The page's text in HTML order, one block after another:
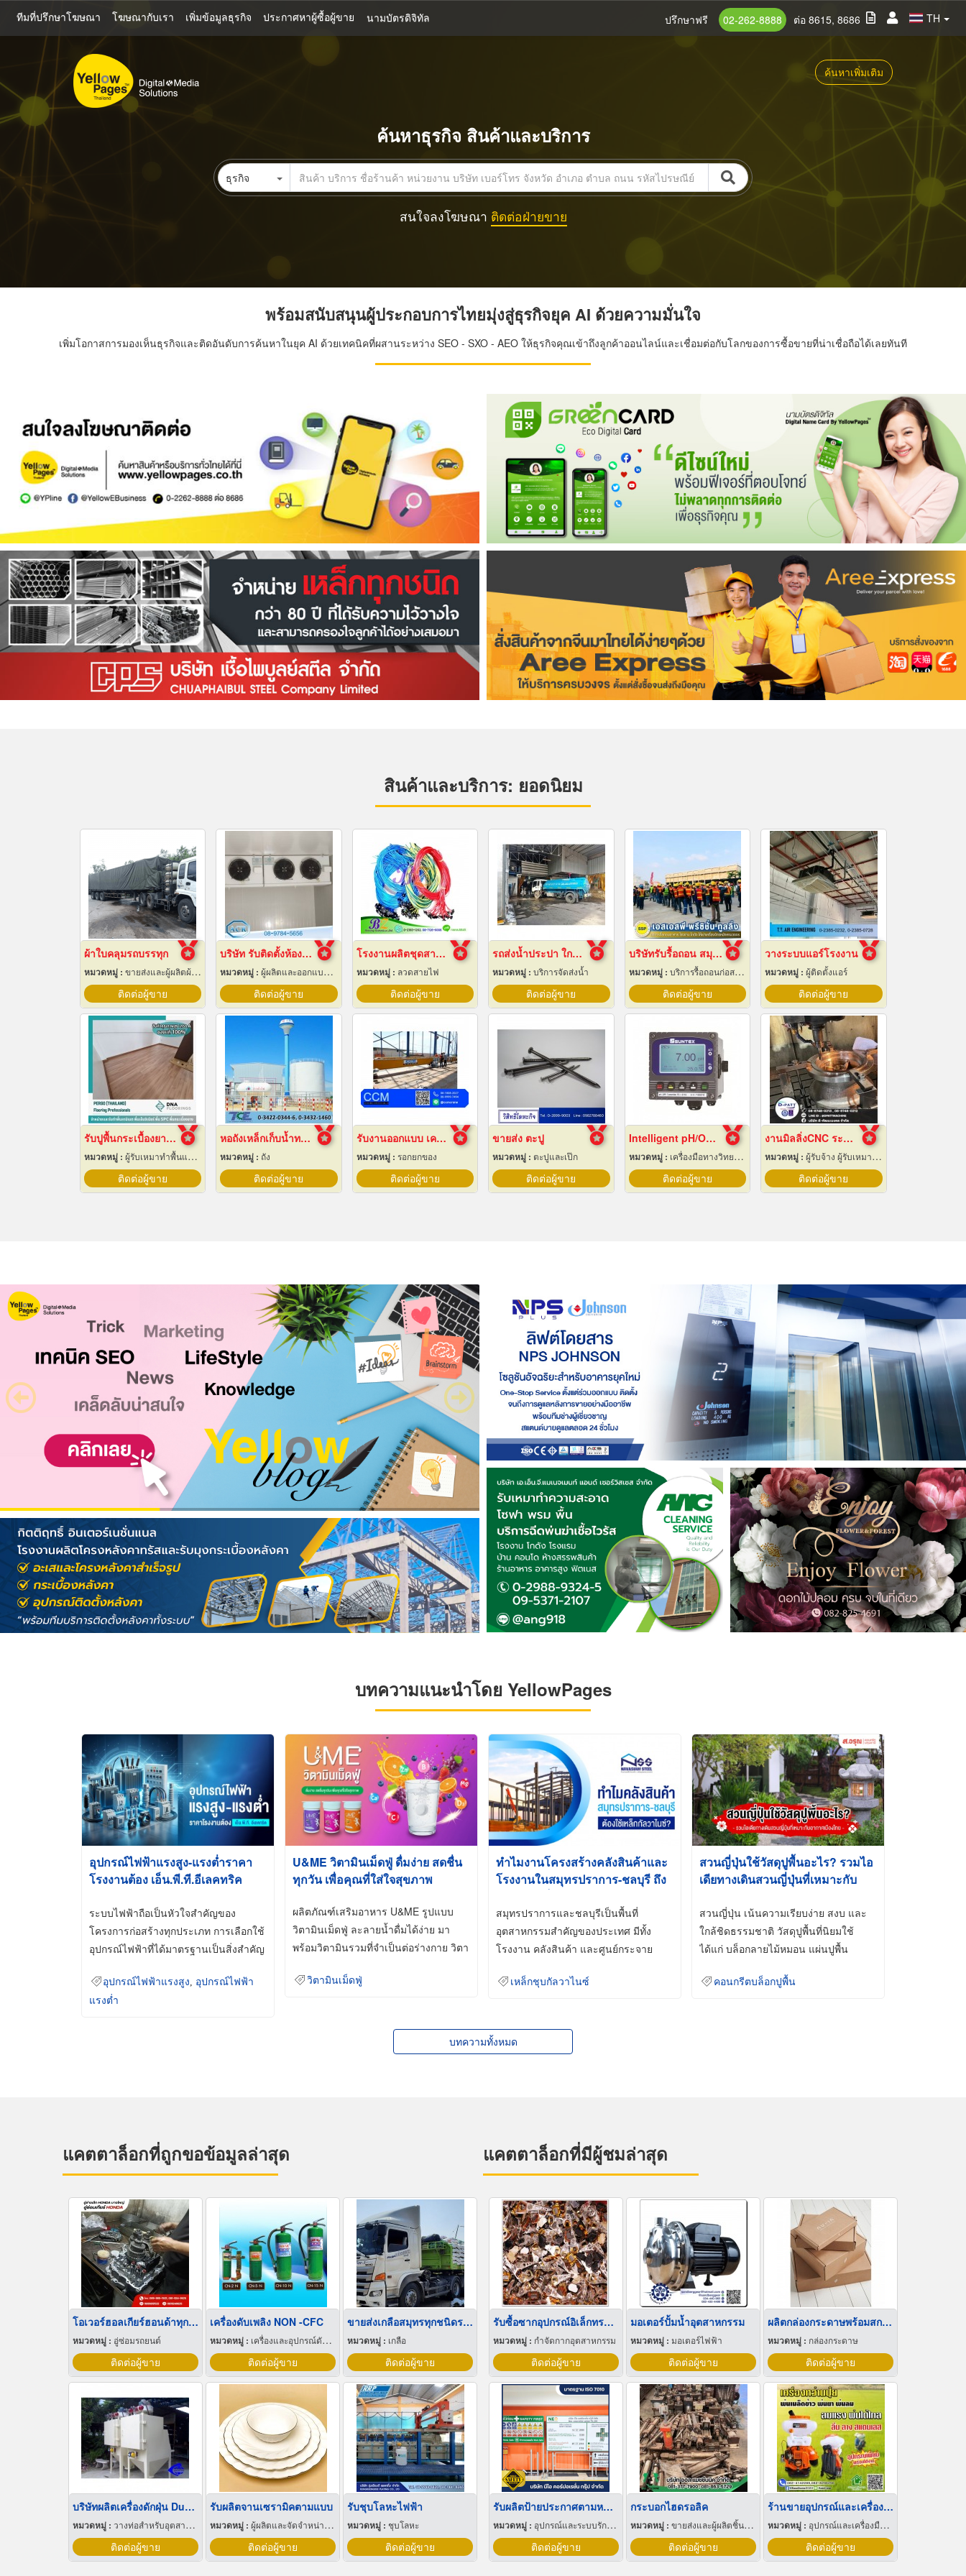
หลัก
ทีมที่ปรึกษาโฆษณา โฆษณากับเรา เพิ่มข้อมูลธุรกิจ ประกาศหาผู้ซื้อผู้ขาย นามบัตรดิจิทัล TH
ปรึกษาฟรี 02-262-8888 ต่อ 8615, 8686
ค้นหาเพิ่มเติม
ค้นหาธุรกิจ สินค้าและบริการ
ธุรกิจ
สนใจลงโฆษณา ติดต่อฝ่ายขาย
พร้อมสนับสนุนผู้ประกอบการไทยมุ่งสู่ธุรกิจยุค AI ด้วยความมั่นใจ
เพิ่มโอกาสการมองเห็นธุรกิจและติดอันดับการค้นหาในยุค AI ด้วยเทคนิคที่ผสานระหว่าง SEO - SXO - AEO ให้ธุรกิจคุณเข้าถึงลูกค้าออนไลน์และเชื่อมต่อกับโลกของการซื้อขายที่น่าเชื่อถือได้เลยทันที
สินค้าและบริการ: ยอดนิยม
ผ้าใบคลุมรถบรรทุก
หมวดหมู่ : ขายส่งและผู้ผลิตผ้าใบ
ติดต่อผู้ขาย
บริษัท รับติดตั้งห้องเย็น
หมวดหมู่ : ผู้ผลิตและออกแบบติดตั้งห้องเย็น
ติดต่อผู้ขาย
โรงงานผลิตชุดสายไฟ
หมวดหมู่ : ลวดสายไฟ
ติดต่อผู้ขาย
รถส่งน้ำประปา ใกล้ฉัน
หมวดหมู่ : บริการจัดส่งน้ำ
ติดต่อผู้ขาย
บริษัทรับรื้อถอน สมุทรปราการ
หมวดหมู่ : บริการรื้อถอนก่อสร้าง
ติดต่อผู้ขาย
วางระบบแอร์โรงงาน
หมวดหมู่ : ผู้ติดตั้งแอร์
ติดต่อผู้ขาย
รับปูพื้นกระเบื้องยางลายไม้
หมวดหมู่ : ผู้รับเหมาทำพื้นและทางเดิน
ติดต่อผู้ขาย
หอถังเหล็กเก็บน้ำทรงแชมเปญ
หมวดหมู่ : ถัง
ติดต่อผู้ขาย
รับงานออกแบบ เครนโรงงาน
หมวดหมู่ : รอกยกของ
ติดต่อผู้ขาย
ขายส่ง ตะปู
หมวดหมู่ : ตะปูและเป๊ก
ติดต่อผู้ขาย
Intelligent pH/ORP Transmitter PC-3110 Series
หมวดหมู่ : เครื่องมือทางวิทยาศาสตร์
ติดต่อผู้ขาย
งานมิลลิ่งCNC ระยอง
หมวดหมู่ : ผู้รับจ้าง ผู้รับเหมากลึง
ติดต่อผู้ขาย
บทความแนะนำโดย YellowPages
อุปกรณ์ไฟฟ้าแรงสูง-แรงต่ำราคา
โรงงานต้อง เอ็น.พี.ที.อีเลคทริค
ระบบไฟฟ้าถือเป็นหัวใจสำคัญของ
โครงการก่อสร้างทุกประเภท การเลือกใช้
อุปกรณ์ไฟฟ้าที่ได้มาตรฐานเป็นสิ่งสำคัญ
อุปกรณ์ไฟฟ้าแรงสูง
อุปกรณ์ไฟฟ้า
แรงต่ำ
U&ME วิตามินเม็ดฟู่ ดื่มง่าย สดชื่น
ทุกวัน เพื่อคุณที่ใส่ใจสุขภาพ
ผลิตภัณฑ์เสริมอาหาร U&ME รูปแบบ
วิตามินเม็ดฟู่ ละลายน้ำดื่มได้ง่าย มา
พร้อมวิตามินรวมที่จำเป็นต่อร่างกาย วิตา
วิตามินเม็ดฟู่
ทำไมงานโครงสร้างคลังสินค้าและ
โรงงานในสมุทรปราการ-ชลบุรี ถึง
Galvanized)
สมุทรปราการและชลบุรีเป็นพื้นที่
อุตสาหกรรมสำคัญของประเทศ มีทั้ง
โรงงาน คลังสินค้า และศูนย์กระจาย
เหล็กชุบกัลวาไนซ์
สวนญี่ปุ่นใช้วัสดุปูพื้นอะไร? รวมไอ
เดียทางเดินสวนญี่ปุ่นที่เหมาะกับ
สวนญี่ปุ่น เน้นความเรียบง่าย สงบ และ
ใกล้ชิดธรรมชาติ วัสดุปูพื้นที่นิยมใช้
ได้แก่ บล็อกลายไม้หมอน แผ่นปูพื้น
คอนกรีตบล็อกปูพื้น
บทความทั้งหมด
แคตตาล็อกที่ถูกขอข้อมูลล่าสุด
โอเวอร์ฮอลเกียร์ฮอนด้าทุกรุ่น
หมวดหมู่ : อู่ซ่อมรถยนต์
ติดต่อผู้ขาย
เครื่องดับเพลิง NON -CFC
หมวดหมู่ : เครื่องและอุปกรณ์ดับเพลิง
ติดต่อผู้ขาย
ขายส่งเกลือสมุทรทุกชนิดราคาถูก
หมวดหมู่ : เกลือ
ติดต่อผู้ขาย
บริษัทผลิตเครื่องดักฝุ่น Dust Collector
หมวดหมู่ : วางท่อสำหรับอุตสาหกรรมท่อ
ติดต่อผู้ขาย
รับผลิตจานเซรามิคตามแบบ
หมวดหมู่ : ผู้ผลิตและจัดจำหน่ายกระเบื้องเซรามิก
ติดต่อผู้ขาย
รับชุบโลหะไฟฟ้า
หมวดหมู่ : ชุบโลหะ
ติดต่อผู้ขาย
แคตตาล็อกที่มีผู้ชมล่าสุด
รับซื้อซากอุปกรณ์อิเล็กทรอนิกส์
หมวดหมู่ : กำจัดกากอุตสาหกรรม
ติดต่อผู้ขาย
มอเตอร์ปั้มน้ำอุตสาหกรรม
หมวดหมู่ : มอเตอร์ไฟฟ้า
ติดต่อผู้ขาย
ผลิตกล่องกระดาษพร้อมสกรีนลาย
หมวดหมู่ : กล่องกระดาษ
ติดต่อผู้ขาย
รับผลิตป้ายประกาศตามหน่วยงานราชการ
หมวดหมู่ : อุปกรณ์และระบบรักษาความปลอดภัย
ติดต่อผู้ขาย
กระบอกไฮดรอลิค
หมวดหมู่ : ขายส่งและผู้ผลิตชิ้นส่วนและอะไหล่เครื่องจักรกล
ติดต่อผู้ขาย
ร้านขายอุปกรณ์และเครื่องมือการเกษตร เพชรบุรี
หมวดหมู่ : อุปกรณ์และเครื่องมือเกษตรกรรม
ติดต่อผู้ขาย